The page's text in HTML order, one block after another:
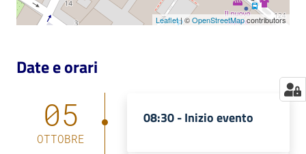
Leaflet| ©OpenStreetMapcontributors
Date e orari
05
OTTOBRE
08:30 -Inizio evento